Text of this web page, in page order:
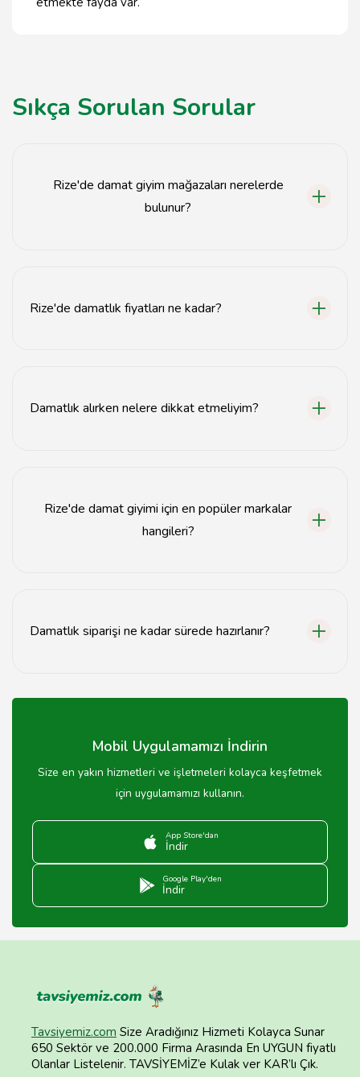
Sıkça Sorulan Sorular
Rize'de damat giyim mağazaları nerelerde
bulunur?
Rize'de damatlık fiyatları ne kadar?
Damatlık alırken nelere dikkat etmeliyim?
Rize'de damat giyimi için en popüler markalar
hangileri?
Damatlık siparişi ne kadar sürede hazırlanır?
ancak bu süre mağazaya göre değişebilir.
Mobil Uygulamamızı İndirin
Size en yakın hizmetleri ve işletmeleri kolayca keşfetmek
için uygulamamızı kullanın.
App Store'dan
İndir
Google Play'den
İndir
Tavsiyemiz.com Size Aradığınız Hizmeti Kolayca Sunar
650 Sektör ve 200.000 Firma Arasında En UYGUN fiyatlı
Olanlar Listelenir. TAVSİYEMİZ’e Kulak ver KAR’lı Çık.